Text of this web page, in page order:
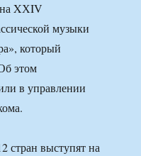
на XХIV
музыки
который
этом
в управлении